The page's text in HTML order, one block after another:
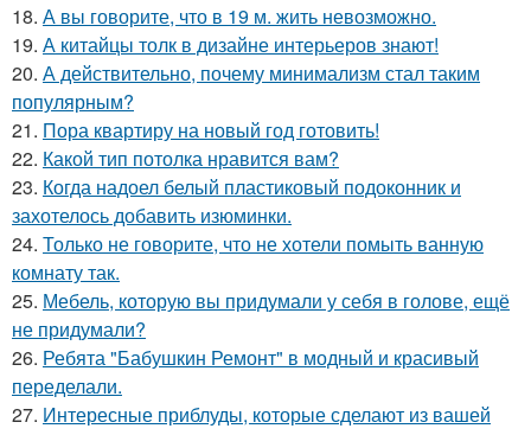
18. А вы говорите, что в 19 м. жить невозможно.
19. А китайцы толк в дизайне интерьеров знают!
20. А действительно, почему минимализм стал таким
популярным?
21. Пора квартиру на новый год готовить!
22. Какой тип потолка нравится вам?
23. Когда надоел белый пластиковый подоконник и
захотелось добавить изюминки.
24. Только не говорите, что не хотели помыть ванную
комнату так.
25. Мебель, которую вы придумали у себя в голове, ещё
не придумали?
26. Ребята "Бабушкин Ремонт" в модный и красивый
переделали.
27. Интересные приблуды, которые сделают из вашей